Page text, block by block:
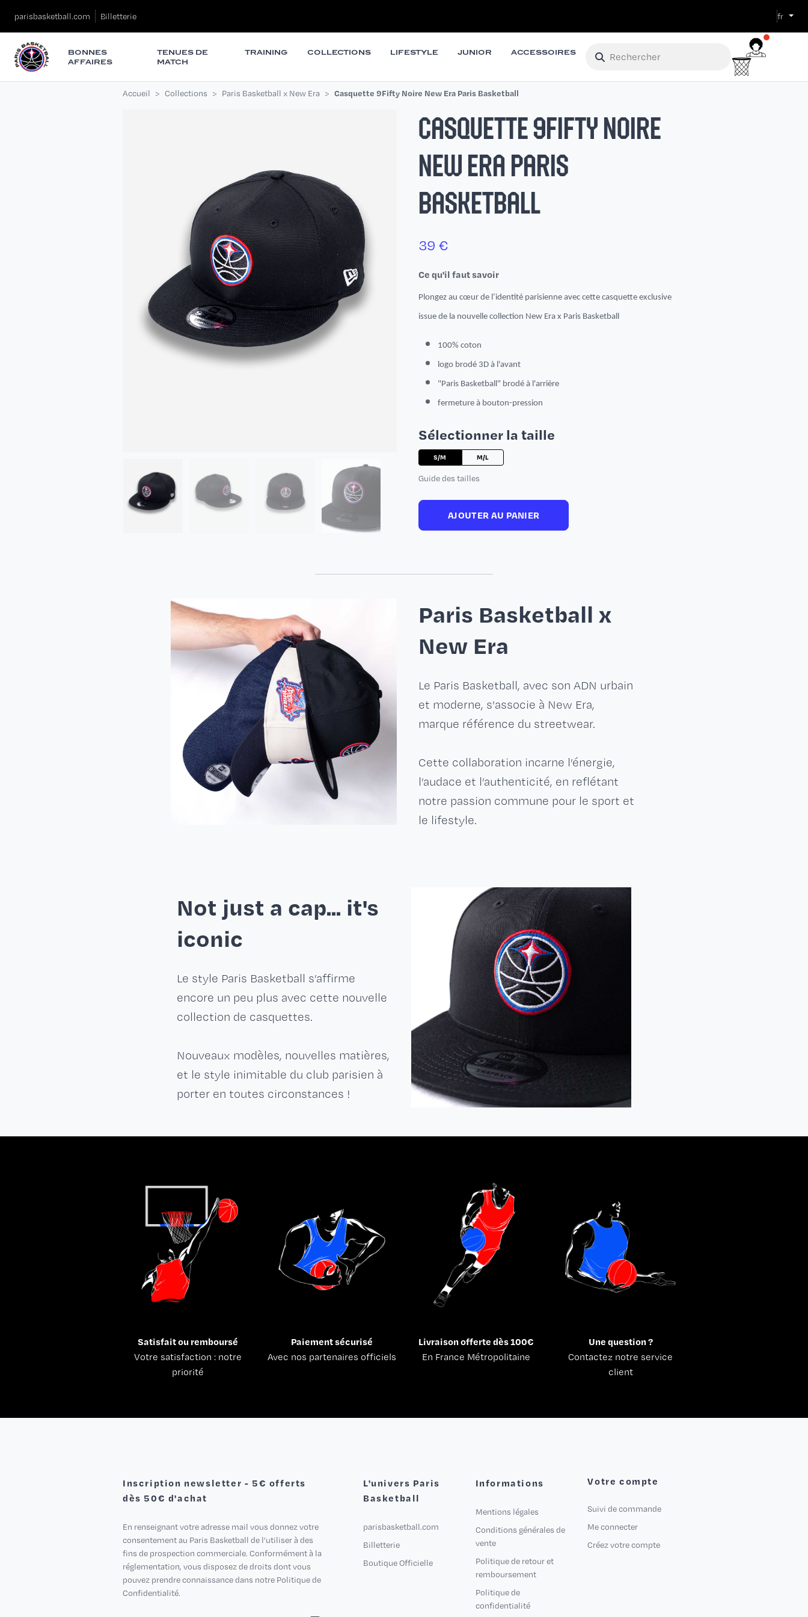
parisbasketball.com Billetterie fr
BONNES
AFFAIRES
TENUES DE
MATCH
TRAINING COLLECTIONS LIFESTYLE JUNIOR ACCESSOIRES
Accueil Collections Paris Basketball x New Era Casquette 9Fifty Noire New Era Paris Basketball
CASQUETTE 9FIFTY NOIRE
NEW ERA PARIS
BASKETBALL
39 €
Ce qu'il faut savoir
Plongez au cœur de l’identité parisienne avec cette casquette exclusive
issue de la nouvelle collection New Era x Paris Basketball
100% coton
logo brodé 3D à l'avant
"Paris Basketball" brodé à l'arrière
fermeture à bouton-pression
Sélectionner la taille
S/M M/L
Guide des tailles
AJOUTER AU PANIER
Paris Basketball x
New Era
Le Paris Basketball, avec son ADN urbain
et moderne, s'associe à New Era,
marque référence du streetwear.
Cette collaboration incarne l’énergie,
l’audace et l’authenticité, en reflétant
notre passion commune pour le sport et
le lifestyle.
Not just a cap... it's
iconic
Le style Paris Basketball s’affirme
encore un peu plus avec cette nouvelle
collection de casquettes.
Nouveaux modèles, nouvelles matières,
et le style inimitable du club parisien à
porter en toutes circonstances !
Satisfait ou remboursé
Votre satisfaction : notre
priorité
Paiement sécurisé
Avec nos partenaires officiels
Livraison offerte dès 100€
En France Métropolitaine
Une question ?
Contactez notre service
client
Inscription newsletter - 5€ offerts
dès 50€ d'achat
En renseignant votre adresse mail vous donnez votre
consentement au Paris Basketball de l’utiliser à des
fins de prospection commerciale. Conformément à la
réglementation, vous disposez de droits dont vous
pouvez prendre connaissance dans notre Politique de
Confidentialité.
L'univers Paris
Basketball
parisbasketball.com
Billetterie
Boutique Officielle
Informations
Mentions légales
Conditions générales de
vente
Politique de retour et
remboursement
Politique de
confidentialité
Votre compte
Suivi de commande
Me connecter
Créez votre compte